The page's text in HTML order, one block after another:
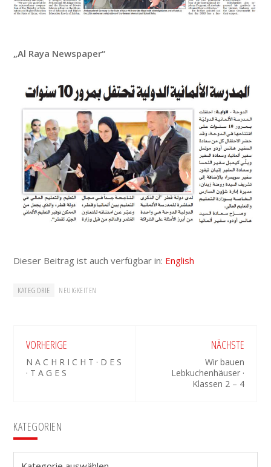
„Al Raya Newspaper“
Dieser Beitrag ist auch verfügbar in: English
KATEGORIE NEUIGKEITEN
VORHERIGE
N A C H R I C H T · D E S
· T A G E S
NÄCHSTE
Wir bauen
Lebkuchenhäuser ·
Klassen 2 – 4
Seitenspalte
KATEGORIEN